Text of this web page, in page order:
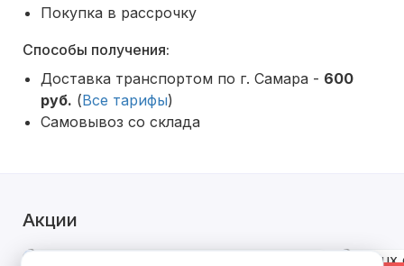
Покупка в рассрочку
Способы получения:
Доставка транспортом по г. Самара - 600
руб. (Все тарифы)
Самовывоз со склада
Акции